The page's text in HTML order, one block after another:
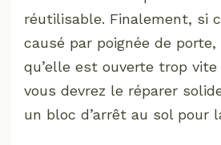
réutilisable. Finalement, si
causé par poignée de
qu’elle est ouverte trop
vous devrez le réparer
un bloc d’arrêt au sol pour